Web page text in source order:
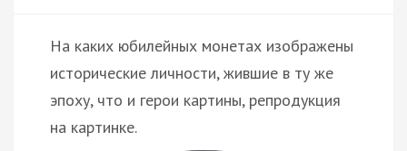
На каких юбилейных монетах изображены
исторические личности, жившие в ту же
эпоху, что и герои картины, репродукция
на картинке.